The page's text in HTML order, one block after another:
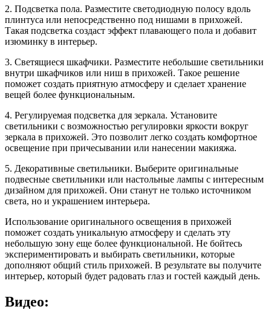
2. Подсветка пола. Разместите светодиодную полосу вдоль
плинтуса или непосредственно под нишами в прихожей.
Такая подсветка создаст эффект плавающего пола и добавит
изюминку в интерьер.
3. Светящиеся шкафчики. Разместите небольшие светильники
внутри шкафчиков или ниш в прихожей. Такое решение
поможет создать приятную атмосферу и сделает хранение
вещей более функциональным.
4. Регулируемая подсветка для зеркала. Установите
светильники с возможностью регулировки яркости вокруг
зеркала в прихожей. Это позволит легко создать комфортное
освещение при причесывании или нанесении макияжа.
5. Декоративные светильники. Выберите оригинальные
подвесные светильники или настольные лампы с интересным
дизайном для прихожей. Они станут не только источником
света, но и украшением интерьера.
Использование оригинального освещения в прихожей
поможет создать уникальную атмосферу и сделать эту
небольшую зону еще более функциональной. Не бойтесь
экспериментировать и выбирать светильники, которые
дополняют общий стиль прихожей. В результате вы получите
интерьер, который будет радовать глаз и гостей каждый день.
Видео: